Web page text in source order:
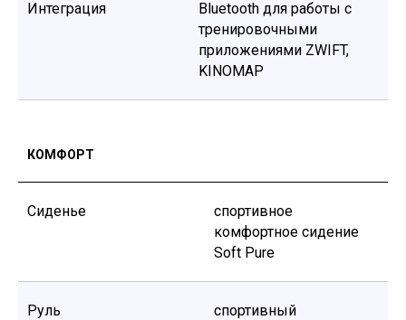
Интеграция
Bluetooth для работы с
тренировочными
приложениями ZWIFT,
KINOMAP
КОМФОРТ
Сиденье
спортивное
комфортное сидение
Soft Pure
Руль
спортивный
Ежедневно с 10:00 до 22:00
Юр адрес. Бостандыкский район, улица
Айманова, дом 126, 307, Алматы, 050000
m.dyadyaeva@genau.eu
Вся информация на сайте – собственность интернет-
действуют только при оформлении заказа через